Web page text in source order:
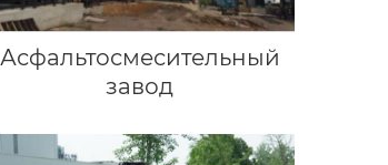
Асфальтосмесительный
завод